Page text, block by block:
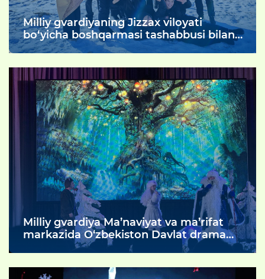
Milliy gvardiyaning Jizzax viloyati
bo‘yicha boshqarmasi tashabbusi bilan
Oilaviy uylar farzandlari uchun dam olish
etish maqsadida Zomin tog‘lariga
sayohat uyushtirildi.
Milliy gvardiya Ma’naviyat va ma’rifat
markazida O‘zbekiston Davlat drama
teatri ijodkorlari tomonidan “Qorqizning
namoyish etildi